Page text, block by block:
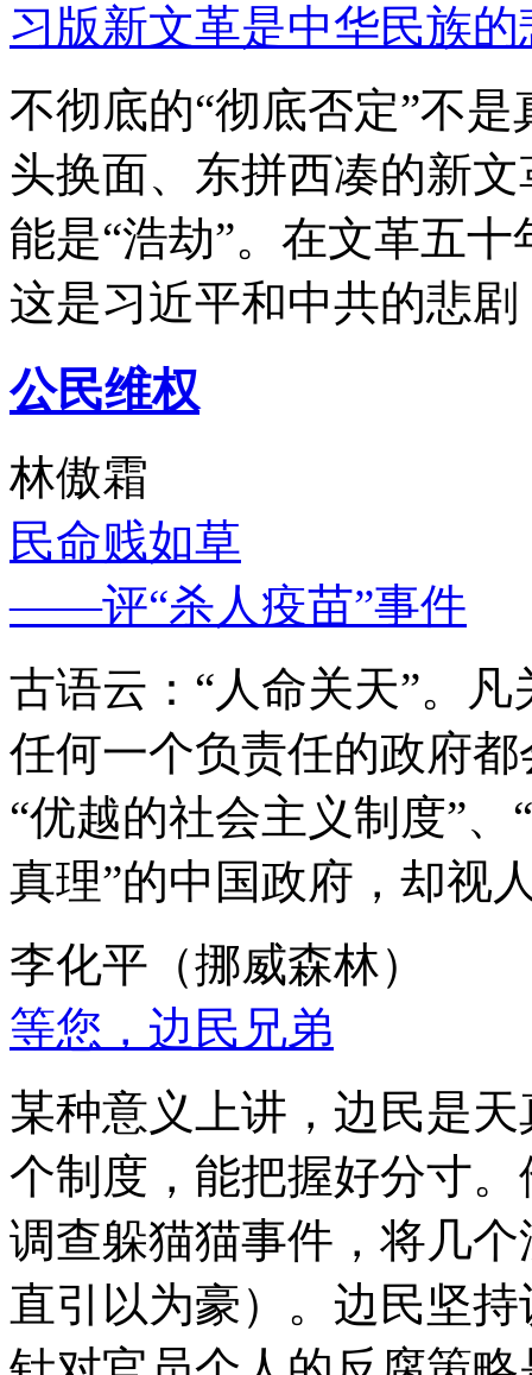
习版新文革是中华民族的
不彻底的“彻底否定”不
头换面、东拼西凑的新
能是“浩劫”。在文革五
这是习近平和中共的悲
公民维权
林傲霜
民命贱如草
——评“杀人疫苗”事件
古语云：“人命关天”。
任何一个负责任的政府
“优越的社会主义制度”
真理”的中国政府，却视
李化平（挪威森林）
等您，边民兄弟
某种意义上讲，边民是
个制度，能把握好分寸
调查躲猫猫事件，将几
直引以为豪）。边民坚